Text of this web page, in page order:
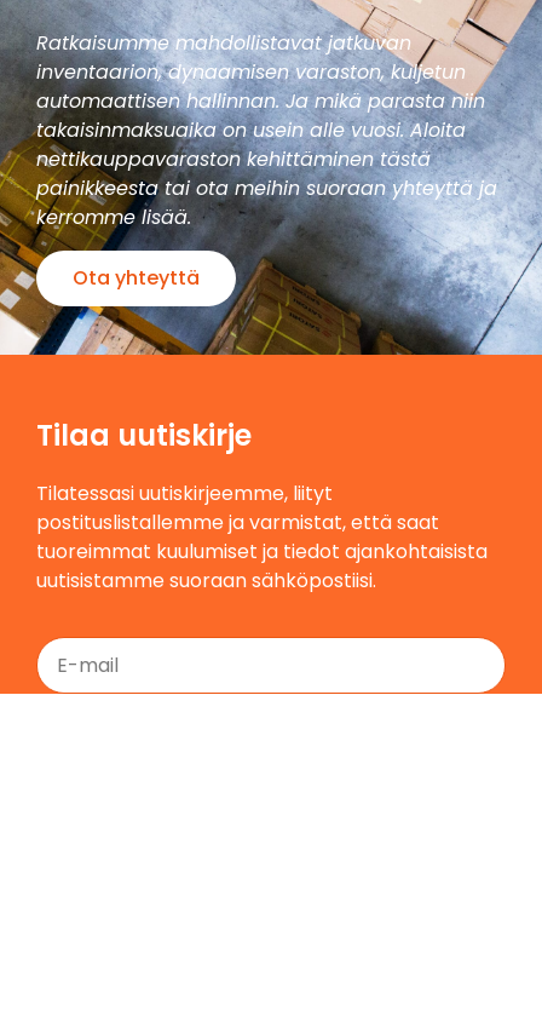
Ratkaisumme mahdollistavat jatkuvan
inventaarion, dynaamisen varaston, kuljetun
automaattisen hallinnan. Ja mikä parasta niin
takaisinmaksuaika on usein alle vuosi. Aloita
nettikauppavaraston kehittäminen tästä
painikkeesta tai ota meihin suoraan yhteyttä ja
kerromme lisää.
Ota yhteyttä
Tilaa uutiskirje
Tilatessasi uutiskirjeemme, liityt
postituslistallemme ja varmistat, että saat
tuoreimmat kuulumiset ja tiedot ajankohtaisista
uutisistamme suoraan sähköpostiisi.